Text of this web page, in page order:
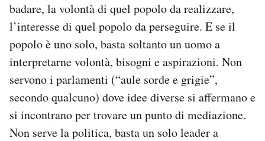
badare, la volontà di quel popolo da realizzare,
l’interesse di quel popolo da perseguire. E se il
popolo è uno solo, basta soltanto un uomo a
interpretarne volontà, bisogni e aspirazioni. Non
servono i parlamenti (“aule sorde e grigie”,
secondo qualcuno) dove idee diverse si affermano e
si incontrano per trovare un punto di mediazione.
Non serve la politica, basta un solo leader a